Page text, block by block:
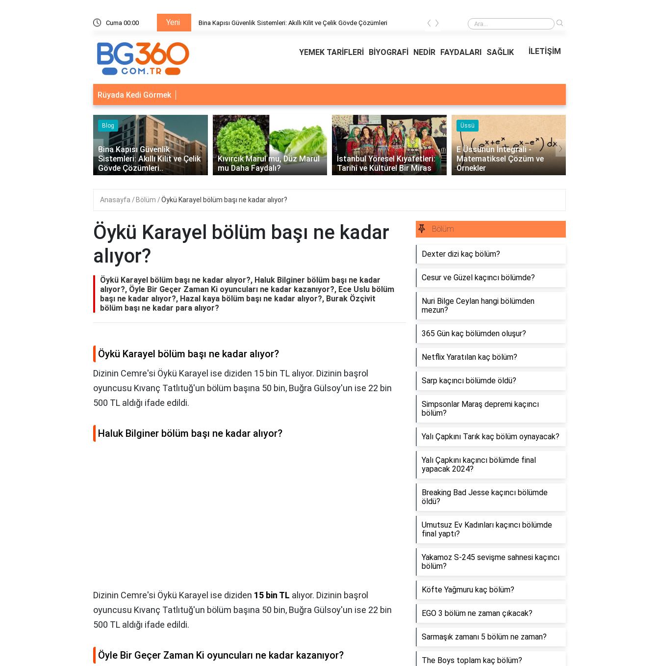
Cuma 00:00 Yeni
Sistemleri: Akıllı Kilit ve Çelik Gövde Çözümleri Bina Kapısı Güvenlik Sistemleri: Akıllı Kilit ve Çelik Gövde Çözümleri Ödeal Müşteri Hizmetleri
‹ ›
YEMEK TARİFLERİ BİYOGRAFİ NEDİR FAYDALARI SAĞLIK İLETİŞİM
Rüyada Kedi Görmek
Kıvırcık Marul mu, Düz Marul
mu Daha Faydalı?
İstanbul Yöresel Kıyafetleri:
Tarihî ve Kültürel Bir Miras
Üssü
E Üssünün İntegrali -
Matematiksel Çözüm ve
Örnekler
Örnekleri
Profesyonel Kurumsal Mail
Örnekleri - İşletmeler İçin
Etkili İletişim..
‹ ›
Anasayfa Bölüm Öykü Karayel bölüm başı ne kadar alıyor?
Öykü Karayel bölüm başı ne kadar
alıyor?
Öykü Karayel bölüm başı ne kadar alıyor?, Haluk Bilginer bölüm başı ne kadar
alıyor?, Öyle Bir Geçer Zaman Ki oyuncuları ne kadar kazanıyor?, Ece Uslu bölüm
başı ne kadar alıyor?, Hazal kaya bölüm başı ne kadar alıyor?, Burak Özçivit
bölüm başı ne kadar para alıyor?
Öykü Karayel bölüm başı ne kadar alıyor?
Dizinin Cemre'si Öykü Karayel ise diziden 15 bin TL alıyor. Dizinin başrol
oyuncusu Kıvanç Tatlıtuğ'un bölüm başına 50 bin, Buğra Gülsoy'un ise 22 bin
500 TL aldığı ifade edildi.
Haluk Bilginer bölüm başı ne kadar alıyor?
Dizinin Cemre'si Öykü Karayel ise diziden 15 bin TL alıyor. Dizinin başrol
oyuncusu Kıvanç Tatlıtuğ'un bölüm başına 50 bin, Buğra Gülsoy'un ise 22 bin
500 TL aldığı ifade edildi.
Öyle Bir Geçer Zaman Ki oyuncuları ne kadar kazanıyor?
Bölüm
Dexter dizi kaç bölüm?
Cesur ve Güzel kaçıncı bölümde?
Nuri Bilge Ceylan hangi bölümden
mezun?
365 Gün kaç bölümden oluşur?
Netflix Yaratılan kaç bölüm?
Sarp kaçıncı bölümde öldü?
Simpsonlar Maraş depremi kaçıncı
bölüm?
Yalı Çapkını Tarık kaç bölüm oynayacak?
Yalı Çapkını kaçıncı bölümde final
yapacak 2024?
Breaking Bad Jesse kaçıncı bölümde
öldü?
Umutsuz Ev Kadınları kaçıncı bölümde
final yaptı?
Yakamoz S-245 sevişme sahnesi kaçıncı
bölüm?
Köfte Yağmuru kaç bölüm?
EGO 3 bölüm ne zaman çıkacak?
Sarmaşık zamanı 5 bölüm ne zaman?
The Boys toplam kaç bölüm?